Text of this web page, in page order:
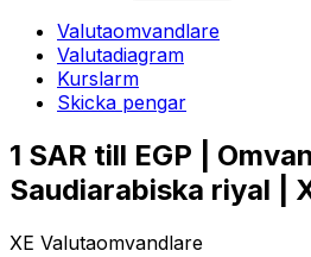
Valutaomvandlare
Valutadiagram
Kurslarm
Skicka pengar
1 SAR till EGP |
Saudiarabiska riyal |
XE Valutaomvandlare